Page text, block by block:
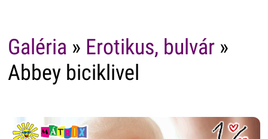
Galéria » Erotikus, bulvár»
Abbey biciklivel